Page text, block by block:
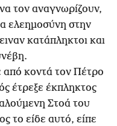
τον αναγνωρίζουν,
ελεημοσύνη στην
κατάπληκτοι και
κοντά τον Πέτρο
έτρεξε έκπληκτος
Στοά του
το είδε αυτό, είπε